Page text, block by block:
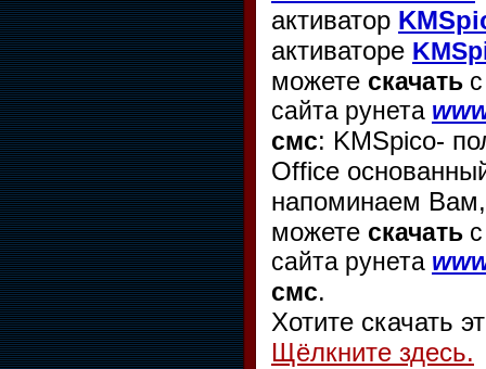
активатор
активаторе
можете скачать
сайта рунета
смс: KMSpico-
Office
напоминаем
можете скачать
сайта рунета
смс.
Хотите скачать
Щёлкните здесь.